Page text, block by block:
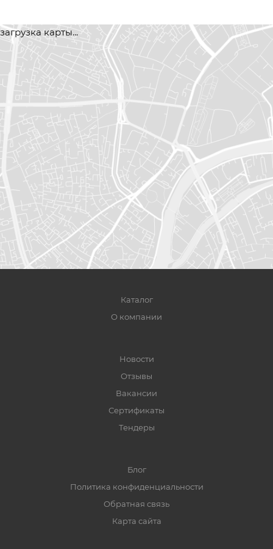
загрузка карты...
Каталог
О компании
Новости
Отзывы
Вакансии
Сертификаты
Тендеры
Блог
Политика конфиденциальности
Обратная связь
Карта сайта